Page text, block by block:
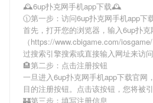
🕰6up扑克网手机app下载🕰
🕦第一步：访问6up扑克网手机app下
首先，打开您的浏览器，输入6up扑
（https://www.cbigame.com/
过搜索引擎搜索或直接输入网址来访问
🏨第二步：点击注册按钮
一旦进入6up扑克网手机app下载官网
目的注册按钮。点击该按钮，您将被
🏰第三步：填写注册信息